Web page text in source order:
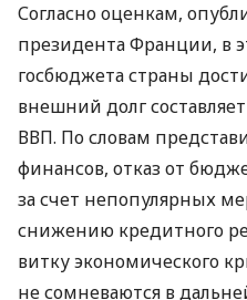
Согласно оценкам,
президента Франции, в
госбюджета страны
внешний долг
ВВП. По словам
финансов, отказ от
за счет непопулярных
снижению кредитного
витку экономического
не сомневаются в